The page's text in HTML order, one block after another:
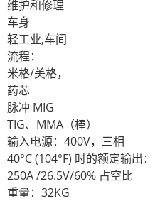
维护和修理
车身
轻工业,车间
流程：
米格/美格，
药芯
脉冲 MIG
TIG、MMA（棒）
输入电源：400V，三相
40°C (104°F) 时的额定输出：
250A /26.5V/60% 占空比
重量：32KG